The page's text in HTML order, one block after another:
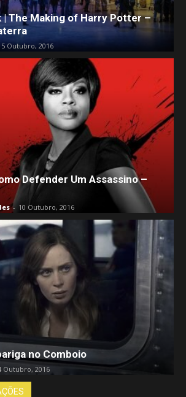
| The Making of Harry Potter –
Outubro, 2016
Defender Um Assassino –
- 10 Outubro, 2016
no Comboio
Outubro, 2016